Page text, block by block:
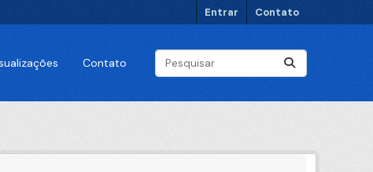
Entrar Contato
Contato